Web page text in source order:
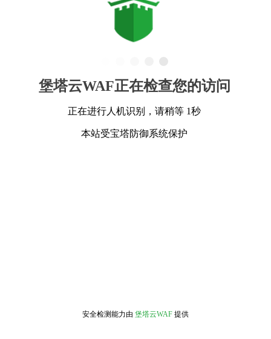
堡塔云WAF正在检查您的访问
正在进行人机识别，请稍等 1秒
本站受宝塔防御系统保护
安全检测能力由 堡塔云WAF 提供